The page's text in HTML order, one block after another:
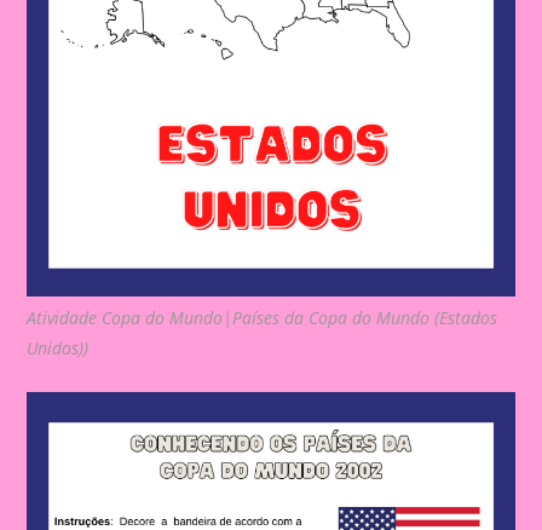
Atividade Copa do Mundo|Países da Copa do Mundo (Estados
Unidos))